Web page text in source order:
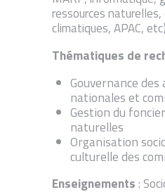
ressources
climatiques, APAC,
Thématiques de
Gouvernance
nationales et
Gestion du
naturelles
Organisation
culturelle des
Enseignements: